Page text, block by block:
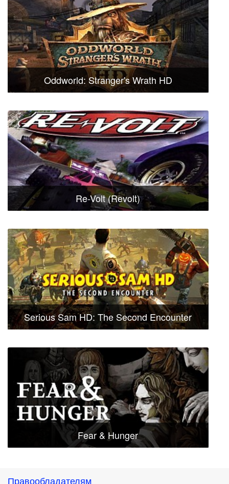
Oddworld: Stranger's Wrath HD
Re-Volt (Revolt)
Serious Sam HD: The Second Encounter
Fear & Hunger
Правообладателям